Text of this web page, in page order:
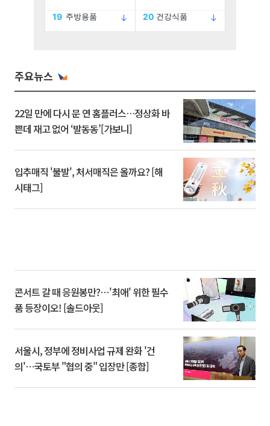
주요뉴스
22일 만에 다시 문 연 홈플러스…정상화 바
쁜데 재고 없어 ‘발동동’[가보니]
입추매직 '불발', 처서매직은 올까요? [해
시태그]
콘서트 갈 때 응원봉만?⋯'최애' 위한 필수
품 등장이오! [솔드아웃]
서울시, 정부에 정비사업 규제 완화 '건
의'⋯국토부 "협의 중" 입장만 [종합]